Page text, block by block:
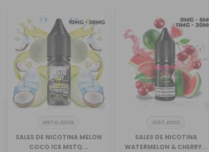
MSTQ JUICE
SALES DE NICOTINA MELON
COCO ICE MSTQ...
JUST JUICE
SALES DE NICOTINA
WATERMELON & CHERRY...